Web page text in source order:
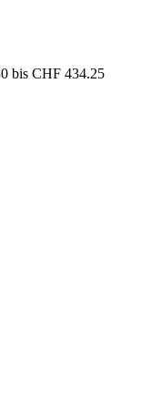
bis CHF 434.25